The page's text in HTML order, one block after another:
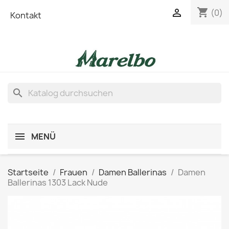
Kontakt shopping_cart (0)

search
MENÜ
Startseite Frauen Damen Ballerinas
Damen
Ballerinas 1303 Lack Nude